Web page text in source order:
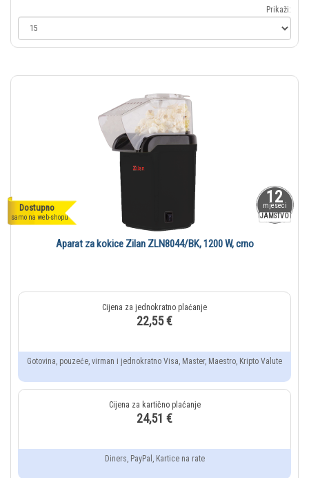
Prikaži:
12
mjeseci
JAMSTVO
Dostupno
samo na web-shopu
Aparat za kokice Zilan ZLN8044/BK, 1200 W, crno
22,55 €
Gotovina, pouzeće, virman i jednokratno Visa, Master, Maestro, Kripto Valute
24,51 €
Diners, PayPal, Kartice na rate